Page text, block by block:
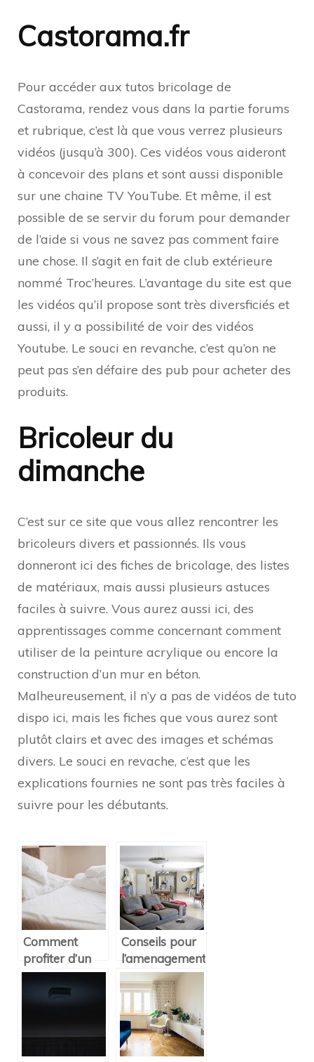
Castorama.fr
Pour accéder aux tutos bricolage de
Castorama, rendez vous dans la partie forums
et rubrique, c’est là que vous verrez plusieurs
vidéos (jusqu’à 300). Ces vidéos vous aideront
à concevoir des plans et sont aussi disponible
sur une chaine TV YouTube. Et même, il est
possible de se servir du forum pour demander
de l’aide si vous ne savez pas comment faire
une chose. Il s’agit en fait de club extérieure
nommé Troc’heures. L’avantage du site est que
les vidéos qu’il propose sont très diversficiés et
aussi, il y a possibilité de voir des vidéos
Youtube. Le souci en revanche, c’est qu’on ne
peut pas s’en défaire des pub pour acheter des
produits.
Bricoleur du
dimanche
C’est sur ce site que vous allez rencontrer les
bricoleurs divers et passionnés. Ils vous
donneront ici des fiches de bricolage, des listes
de matériaux, mais aussi plusieurs astuces
faciles à suivre. Vous aurez aussi ici, des
apprentissages comme concernant comment
utiliser de la peinture acrylique ou encore la
construction d’un mur en béton.
Malheureusement, il n’y a pas de vidéos de tuto
dispo ici, mais les fiches que vous aurez sont
plutôt clairs et avec des images et schémas
divers. Le souci en revache, c’est que les
explications fournies ne sont pas très faciles à
suivre pour les débutants.
Comment
profiter d’un
linge de lit de
qualité ?
Conseils pour
l’amenagement
du salon